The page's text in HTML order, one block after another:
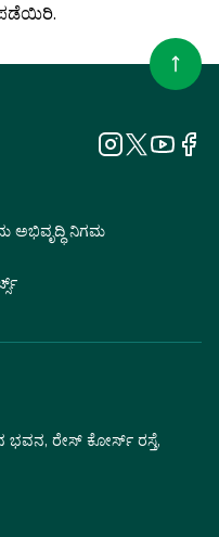
ಅಭಿವೃದ್ಧಿ ನಿಗಮ
ಭವನ, ರೇಸ್ ಕೋರ್ಸ್ ರಸ್ತೆ,